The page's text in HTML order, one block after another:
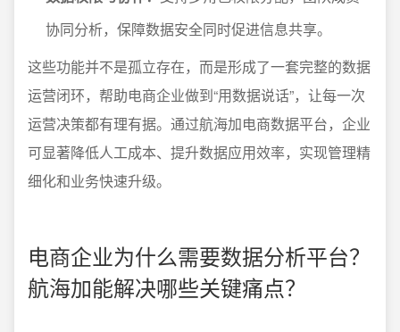
协同分析，保障数据安全同时促进信息共享。
这些功能并不是孤立存在，而是形成了一套完整的数据
运营闭环，帮助电商企业做到“用数据说话”，让每一次
运营决策都有理有据。通过航海加电商数据平台，企业
可显著降低人工成本、提升数据应用效率，实现管理精
细化和业务快速升级。
电商企业为什么需要数据分析平台？
航海加能解决哪些关键痛点？